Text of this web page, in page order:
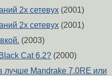
2х сетевух (2001)
2х сетевух (2001)
(2003)
Cat 6.2? (2000)
лучше Mandrake 7.0RE или